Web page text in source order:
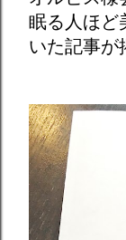
眠る人ほど
いた記事が